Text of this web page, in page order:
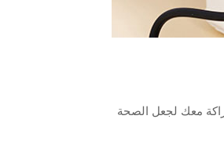
معك لجعل الصحة